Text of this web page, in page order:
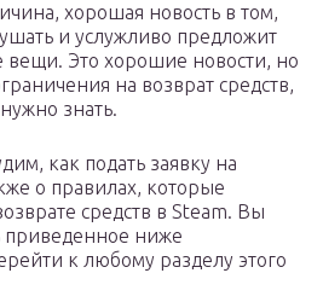
хорошая новость в том,
и услужливо предложит
вещи. Это хорошие новости, но
на возврат средств,
знать.
как подать заявку на
о правилах, которые
средств в Steam. Вы
приведенное ниже
к любому разделу этого